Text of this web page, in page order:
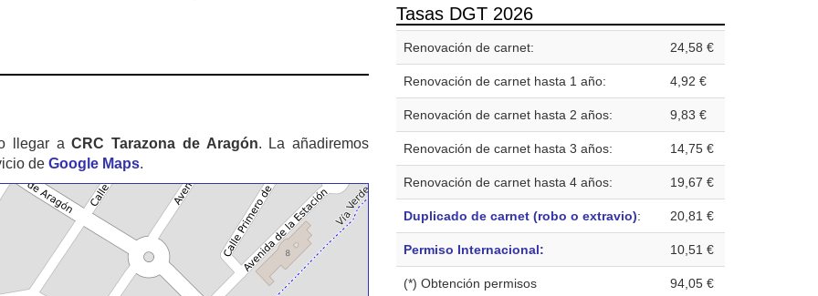
llegar aCRC Tarazona de Aragón. La añadiremos
de Google Maps.
Tasas DGT 2026
Renovación de carnet: 24,58 €
Renovación de carnet hasta 1 año: 4,92 €
Renovación de carnet hasta 2 años: 9,83 €
Renovación de carnet hasta 3 años: 14,75 €
Renovación de carnet hasta 4 años: 19,67 €
Duplicado de carnet (robo o extravio): 20,81 €
Permiso Internacional: 10,51 €
(*) Obtención permisos 94,05 €